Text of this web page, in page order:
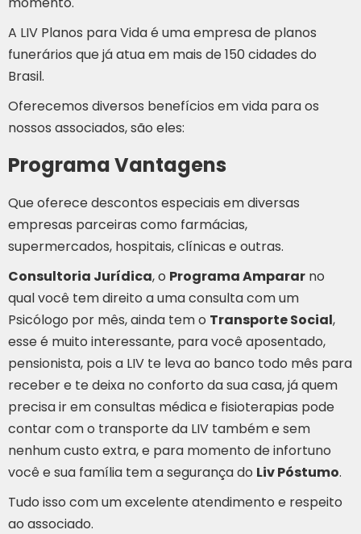
A LIV Planos para Vida é uma empresa de planos
funerários que já atua em mais de 150 cidades do
Brasil.
Oferecemos diversos benefícios em vida para os
nossos associados, são eles:
Programa Vantagens
Que oferece descontos especiais em diversas
empresas parceiras como farmácias,
supermercados, hospitais, clínicas e outras.
Consultoria Jurídica, o Programa Amparar no
qual você tem direito a uma consulta com um
Psicólogo por mês, ainda tem o Transporte Social,
esse é muito interessante, para você aposentado,
pensionista, pois a LIV te leva ao banco todo mês para
receber e te deixa no conforto da sua casa, já quem
precisa ir em consultas médica e fisioterapias pode
contar com o transporte da LIV também e sem
nenhum custo extra, e para momento de infortuno
você e sua família tem a segurança do Liv Póstumo.
Tudo isso com um excelente atendimento e respeito
ao associado.